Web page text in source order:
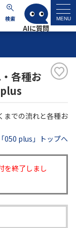
検索 MENU
各種お
までの流れと各種お
「050 plus」トップへ
を終了しまし